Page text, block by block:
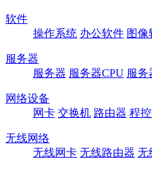
软件
操作系统 办公软件 图像
服务器
服务器 服务器CPU 服务
网络设备
网卡 交换机 路由器 程
无线网络
无线网卡 无线路由器 无